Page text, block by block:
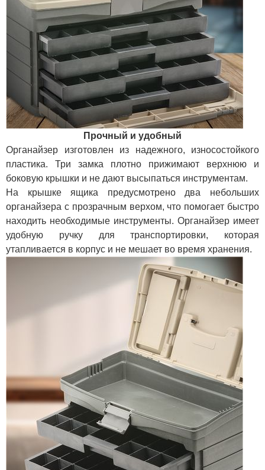
Прочный и удобный
Органайзер изготовлен из надежного, износостойкого
пластика. Три замка плотно прижимают верхнюю и
боковую крышки и не дают высыпаться инструментам.
На крышке ящика предусмотрено два небольших
органайзера с прозрачным верхом, что помогает быстро
находить необходимые инструменты. Органайзер имеет
удобную ручку для транспортировки, которая
утапливается в корпус и не мешает во время хранения.